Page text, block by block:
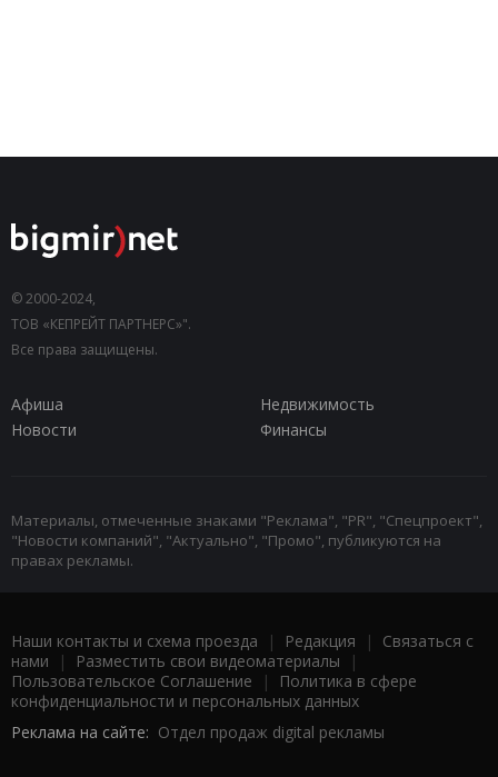
© 2000-2024,
ТОВ «КЕПРЕЙТ ПАРТНЕРС»".
Все права защищены.
Афиша
Недвижимость
Новости
Финансы
Материалы, отмеченные знаками "Реклама", "PR", "Спецпроект",
"Новости компаний", "Актуально", "Промо", публикуются на
правах рекламы.
Наши контакты и схема проезда | Редакция | Связаться с
нами | Разместить свои видеоматериалы |
Пользовательское Соглашение |
Политика в сфере
конфиденциальности и персональных данных
Реклама на сайте: Отдел продаж digital рекламы